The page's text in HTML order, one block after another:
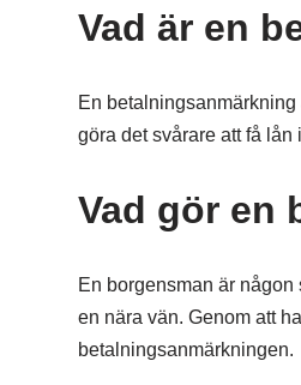
Vad är en
En
göra det svårare att få
Vad gör en
En borgensman är
en nära vän. Genom att
betalningsanmärkningen.